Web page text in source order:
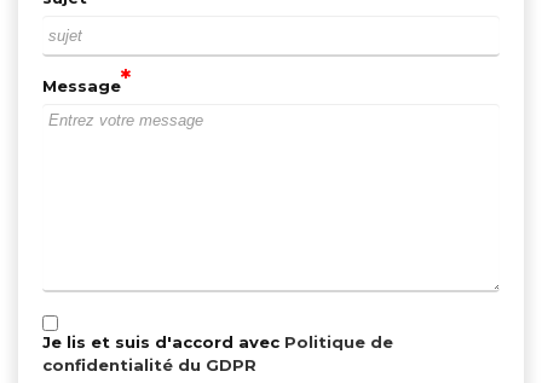
Message
Je lis et suis d'accord avec Politique de
confidentialité du GDPR